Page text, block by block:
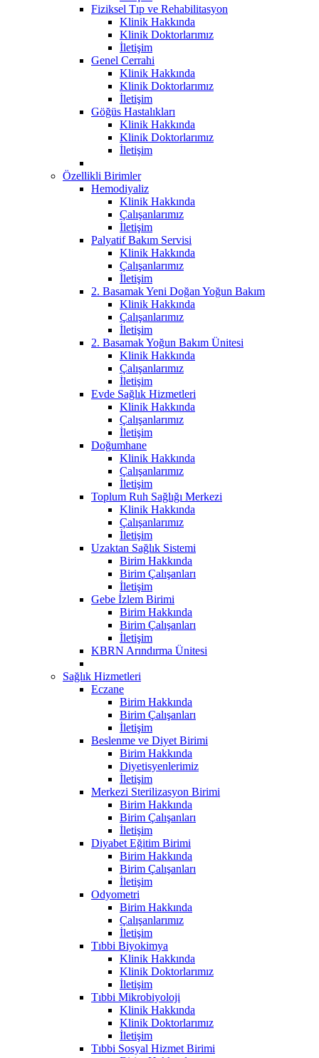
Fiziksel Tıp ve Rehabilitasyon
Klinik Hakkında
Klinik Doktorlarımız
İletişim
Genel Cerrahi
Klinik Hakkında
Klinik Doktorlarımız
İletişim
Göğüs Hastalıkları
Klinik Hakkında
Klinik Doktorlarımız
İletişim
Özellikli Birimler
Hemodiyaliz
Klinik Hakkında
Çalışanlarımız
İletişim
Palyatif Bakım Servisi
Klinik Hakkında
Çalışanlarımız
İletişim
2. Basamak Yeni Doğan Yoğun Bakım
Klinik Hakkında
Çalışanlarımız
İletişim
2. Basamak Yoğun Bakım Ünitesi
Klinik Hakkında
Çalışanlarımız
İletişim
Evde Sağlık Hizmetleri
Klinik Hakkında
Çalışanlarımız
İletişim
Doğumhane
Klinik Hakkında
Çalışanlarımız
İletişim
Toplum Ruh Sağlığı Merkezi
Klinik Hakkında
Çalışanlarımız
İletişim
Uzaktan Sağlık Sistemi
Birim Hakkında
Birim Çalışanları
İletişim
Gebe İzlem Birimi
Birim Hakkında
Birim Çalışanları
İletişim
KBRN Arındırma Ünitesi
Sağlık Hizmetleri
Eczane
Birim Hakkında
Birim Çalışanları
İletişim
Beslenme ve Diyet Birimi
Birim Hakkında
Diyetisyenlerimiz
İletişim
Merkezi Sterilizasyon Birimi
Birim Hakkında
Birim Çalışanları
İletişim
Diyabet Eğitim Birimi
Birim Hakkında
Birim Çalışanları
İletişim
Odyometri
Birim Hakkında
Çalışanlarımız
İletişim
Tıbbi Biyokimya
Klinik Hakkında
Klinik Doktorlarımız
İletişim
Tıbbi Mikrobiyoloji
Klinik Hakkında
Klinik Doktorlarımız
İletişim
Tıbbi Sosyal Hizmet Birimi